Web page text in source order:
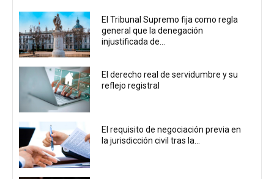
El Tribunal Supremo fija como regla
general que la denegación
injustificada de...
El derecho real de servidumbre y su
reflejo registral
El requisito de negociación previa en
la jurisdicción civil tras la...